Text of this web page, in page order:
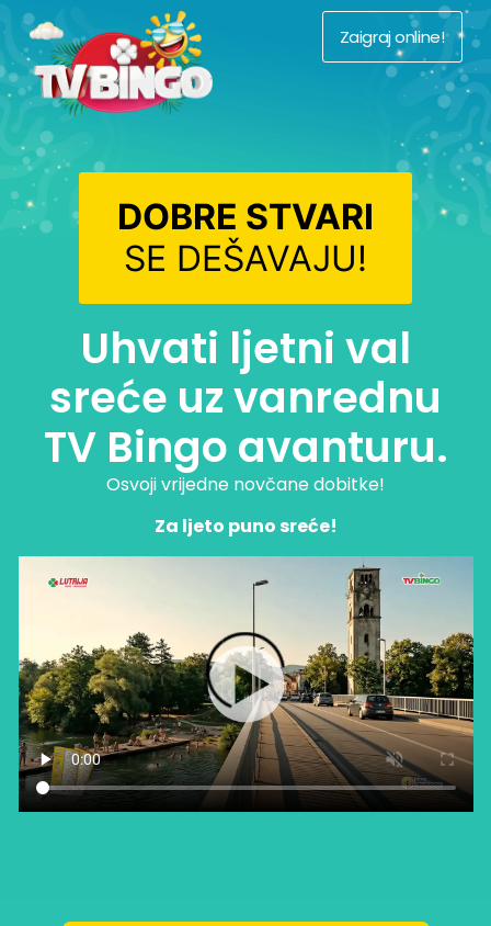
Zaigraj online!
DOBRE STVARI
SE DEŠAVAJU!
Uhvati ljetni val
sreće uz vanrednu
TV Bingo avanturu.
Osvoji vrijedne novčane dobitke!
Za ljeto puno sreće!